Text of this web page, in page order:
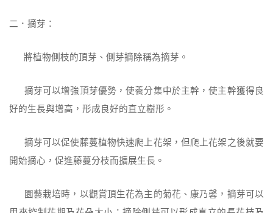
二．摘芽：
將植物側枝的頂芽、側芽摘除稱為摘芽。
摘芽可以增強頂芽優勢，使養分集中於主幹，使主幹獲得良
好的生長與增高，形成良好的直立樹形。
摘芽可以促使藤蔓植物快速爬上花架，但爬上花架之後就要
開始摘心，促進藤蔓分枝而擴展生長。
園藝栽培時，以觀賞頂生花為主的菊花、康乃馨，摘芽可以